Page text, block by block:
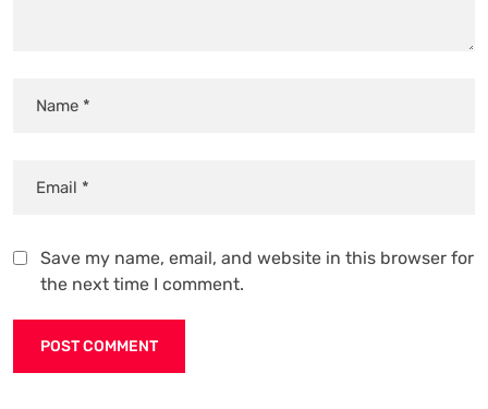
Save my name, email, and website in this browser for
the next time I comment.